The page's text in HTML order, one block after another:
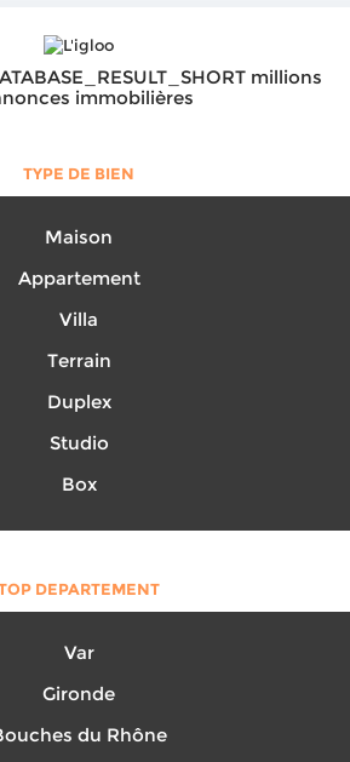
millions
immobilières
TYPE DE BIEN
Maison
Appartement
Villa
Terrain
Duplex
Studio
Box
DEPARTEMENT
Var
Gironde
du Rhône